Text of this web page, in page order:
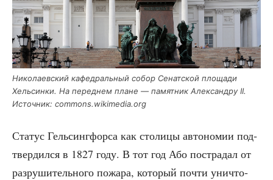
Нико­ла­ев­ский кафед­раль­ный собор Сенат­ской пло­ща­ди
Хель­син­ки. На перед­нем плане — памят­ник Алек­сан­дру II.
Источ­ник: commons.wikimedia.org
Ста­тус Гель­синг­фор­са как сто­ли­цы авто­но­мии под­
твер­дил­ся в 1827 году. В тот год Або постра­дал от
раз­ру­ши­тель­но­го пожа­ра, кото­рый почти уни­что­